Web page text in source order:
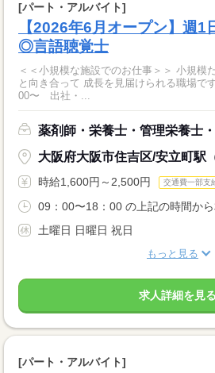
[パート・アルバイト]
【2026年6月オープン】週
◎言語聴覚士
＜＜小規模な施設でのお仕事＞＞ 小規模だからこそ、 ひとりひとり
と向き合って 成長を見届けられる職場です！ 【 午前中の例 】
00〜 出社・...
薬剤師・栄養士・管理栄養士
大阪府大阪市住吉区/安立町駅
時給1,600円～2,500円 交通費一部支
09：00〜18：00 の上記の時間か
土曜日 日曜日 祝日
もっと見る
求人詳細を見る
[パート・アルバイト]